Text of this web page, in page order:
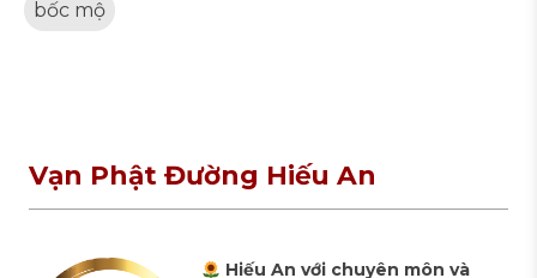
bốc mộ
Vạn Phật Đường Hiếu An
Hiếu An với chuyên môn và